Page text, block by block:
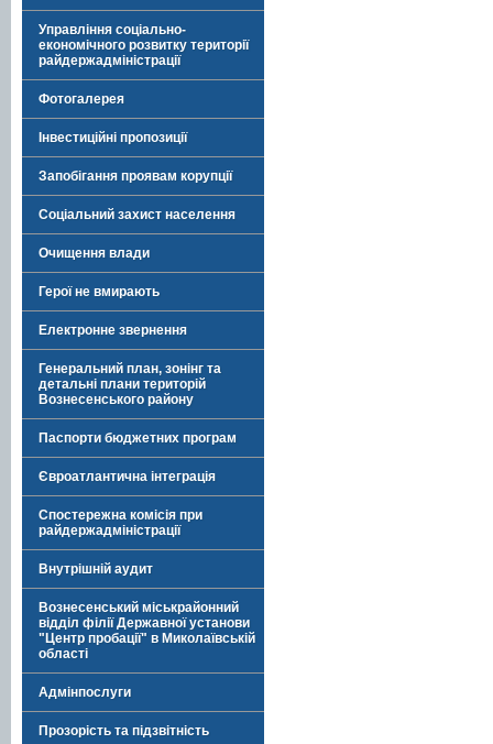
Управління соціально-
економічного розвитку території
райдержадміністрації
Фотогалерея
Інвестиційні пропозиції
Запобігання проявам корупції
Соціальний захист населення
Очищення влади
Герої не вмирають
Електронне звернення
Генеральний план, зонінг та
детальні плани територій
Вознесенського району
Паспорти бюджетних програм
Євроатлантична інтеграція
Спостережна комісія при
райдержадміністрації
Внутрішній аудит
Вознесенський міськрайонний
відділ філії Державної установи
"Центр пробації" в Миколаївській
області
Адмінпослуги
Прозорість та підзвітність